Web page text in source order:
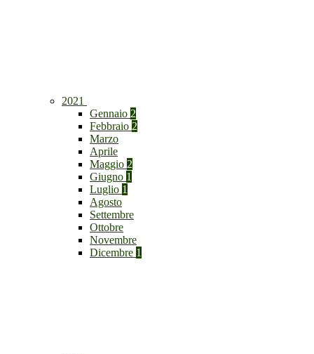
2021
Gennaio 2
Febbraio 2
Marzo
Aprile
Maggio 2
Giugno 1
Luglio 1
Agosto
Settembre
Ottobre
Novembre
Dicembre 1